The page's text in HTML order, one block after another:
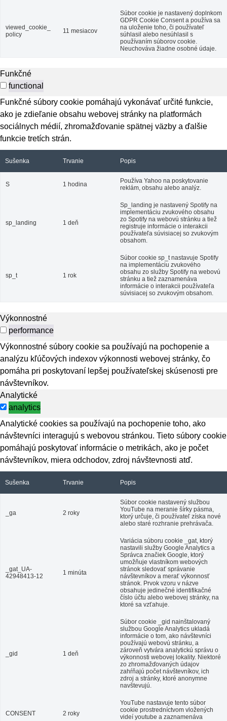
viewed_cookie_
policy
11 mesiacov
Súbor cookie je nastavený doplnkom
GDPR Cookie Consent a používa sa
na uloženie toho, či používateľ
súhlasil alebo nesúhlasil s
používaním súborov cookie.
Neuchováva žiadne osobné údaje.
Funkčné
functional
Funkčné súbory cookie pomáhajú vykonávať určité funkcie,
ako je zdieľanie obsahu webovej stránky na platformách
sociálnych médií, zhromažďovanie spätnej väzby a ďalšie
funkcie tretích strán.
Sušenka Trvanie Popis
S 1 hodina
Používa Yahoo na poskytovanie
reklám, obsahu alebo analýz.
sp_landing 1 deň
Sp_landing je nastavený Spotify na
implementáciu zvukového obsahu
zo Spotify na webovú stránku a tiež
registruje informácie o interakcii
používateľa súvisiacej so zvukovým
obsahom.
sp_t 1 rok
Súbor cookie sp_t nastavuje Spotify
na implementáciu zvukového
obsahu zo služby Spotify na webovú
stránku a tiež zaznamenáva
informácie o interakcii používateľa
súvisiacej so zvukovým obsahom.
Výkonnostné
performance
Výkonnostné súbory cookie sa používajú na pochopenie a
analýzu kľúčových indexov výkonnosti webovej stránky, čo
pomáha pri poskytovaní lepšej používateľskej skúsenosti pre
návštevníkov.
Analytické
analytics
Analytické cookies sa používajú na pochopenie toho, ako
návštevníci interagujú s webovou stránkou. Tieto súbory cookie
pomáhajú poskytovať informácie o metrikách, ako je počet
návštevníkov, miera odchodov, zdroj návštevnosti atď.
Sušenka Trvanie Popis
_ga 2 roky
Súbor cookie nastavený službou
YouTube na meranie šírky pásma,
ktorý určuje, či používateľ získa nové
alebo staré rozhranie prehrávača.
_gat_UA-
42948413-12
1 minúta
Variácia súboru cookie _gat, ktorý
nastavili služby Google Analytics a
Správca značiek Google, ktorý
umožňuje vlastníkom webových
stránok sledovať správanie
návštevníkov a merať výkonnosť
stránok. Prvok vzoru v názve
obsahuje jedinečné identifikačné
číslo účtu alebo webovej stránky, na
ktoré sa vzťahuje.
_gid 1 deň
Súbor cookie _gid nainštalovaný
službou Google Analytics ukladá
informácie o tom, ako návštevníci
používajú webovú stránku, a
zároveň vytvára analytickú správu o
výkonnosti webovej lokality. Niektoré
zo zhromažďovaných údajov
zahŕňajú počet návštevníkov, ich
zdroj a stránky, ktoré anonymne
navštevujú.
CONSENT 2 roky
YouTube nastavuje tento súbor
cookie prostredníctvom vložených
videí youtube a zaznamenáva